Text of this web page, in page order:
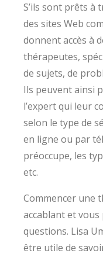
S’ils sont prêts à
des sites Web
donnent accès à
thérapeutes,
de sujets, de
Ils peuvent ainsi
l’expert qui leur
selon le type de
en ligne ou par
préoccupe, les
etc.
Commencer une
accablant et
questions. Lisa
être utile de